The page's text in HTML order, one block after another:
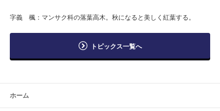
字義 楓：マンサク科の落葉高木。秋になると美しく紅葉する。
トピックス一覧へ
ホーム